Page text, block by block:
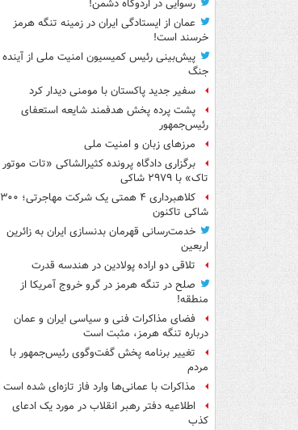
رسوایی در اردوگاه دشمن!
عمان از ایستادگی ایران در زمینه تنگه هرمز
خرسند است!
پیش‌بینی رئیس کمیسیون امنیت ملی از آینده
جنگ
سفیر جدید پاکستان با مومنی دیدار کرد
پشت پرده پخش هدفمند شایعه استعفای
رئیس‌جمهور
مرزهای زبان و امنیت ملی
برگزاری دادگاه پرونده کثیرالشاکی «تات موتور
تاک» با ۲۹۷۹ شاکی
کلاهبرداری ۴ همتی یک شرکت مهاجرتی؛ ۳۰۰
شاکی تاکنون
خدمت‌رسانی قهرمان بدنسازی ایران به زائرین
اربعین
تلاقی دو اراده پولادین در هندسه قدرت
صلح در تنگه هرمز در گرو خروج آمریکا از
منطقه!
فضای مذاکرات فنی و سیاسی ایران و عمان
درباره تنگه هرمز، مثبت است
تغییر برنامه پخش گفت‌وگوی رئیس‌جمهور با
مردم
مذاکرات با عمانی‌ها وارد فاز تازه‌ای شده است
اطلاعیه دفتر رهبر انقلاب در مورد یک ادعای
کذب